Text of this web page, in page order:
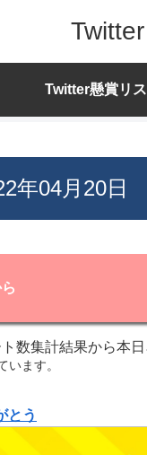
Twitter懸賞リス
年04月20日
数集計結果から本
ます。
とう